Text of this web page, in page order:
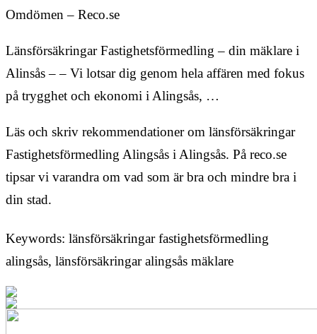
Omdömen – Reco.se
Länsförsäkringar Fastighetsförmedling – din mäklare i
Alinsås – – Vi lotsar dig genom hela affären med fokus
på trygghet och ekonomi i Alingsås, …
Läs och skriv rekommendationer om länsförsäkringar
Fastighetsförmedling Alingsås i Alingsås. På reco.se
tipsar vi varandra om vad som är bra och mindre bra i
din stad.
Keywords: länsförsäkringar fastighetsförmedling
alingsås, länsförsäkringar alingsås mäklare